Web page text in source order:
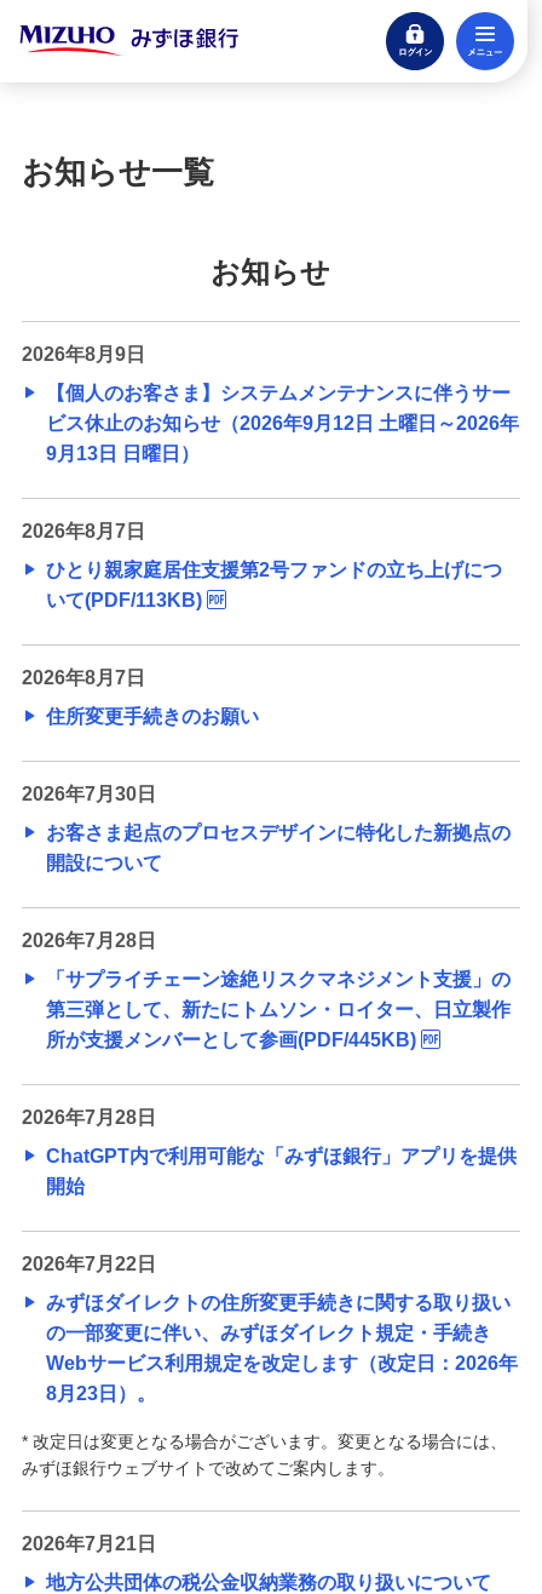
ログイン
閉じる
口座開設
住宅ローン・カードローン
貯める・増やす
相続・保険
学ぶ・考える
生涯学習
お客さまサポート
困ったときは・よくあるご質問
みずほ銀行について
お知らせ一覧
お知らせ
2026年8月9日
【個人のお客さま】システムメンテナンスに伴うサー
ビス休止のお知らせ（2026年9月12日 土曜日～2026年
9月13日 日曜日）
2026年8月7日
ひとり親家庭居住支援第2号ファンドの立ち上げにつ
いて(PDF/113KB)
2026年8月7日
住所変更手続きのお願い
2026年7月30日
お客さま起点のプロセスデザインに特化した新拠点の
開設について
2026年7月28日
「サプライチェーン途絶リスクマネジメント支援」の
第三弾として、新たにトムソン・ロイター、日立製作
所が支援メンバーとして参画(PDF/445KB)
2026年7月28日
ChatGPT内で利用可能な「みずほ銀行」アプリを提供
開始
2026年7月22日
みずほダイレクトの住所変更手続きに関する取り扱い
の一部変更に伴い、みずほダイレクト規定・手続き
Webサービス利用規定を改定します（改定日：2026年
8月23日）。
* 改定日は変更となる場合がございます。変更となる場合には、
みずほ銀行ウェブサイトで改めてご案内します。
2026年7月21日
地方公共団体の税公金収納業務の取り扱いについて